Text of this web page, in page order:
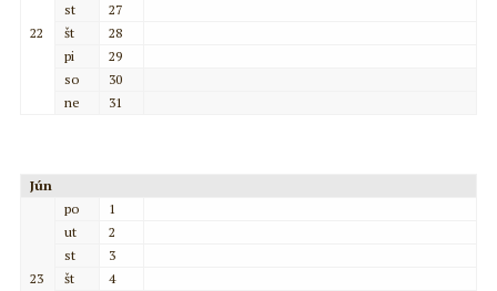
22
st
27
št
28
pi
29
so
30
ne
31
Jún
23
po
1
ut
2
st
3
št
4